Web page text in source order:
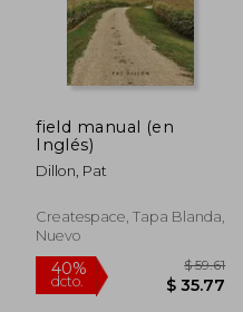
45% $ 351.44
field manual (en
Inglés)
Dillon, Pat
Createspace, Tapa Blanda,
Nuevo